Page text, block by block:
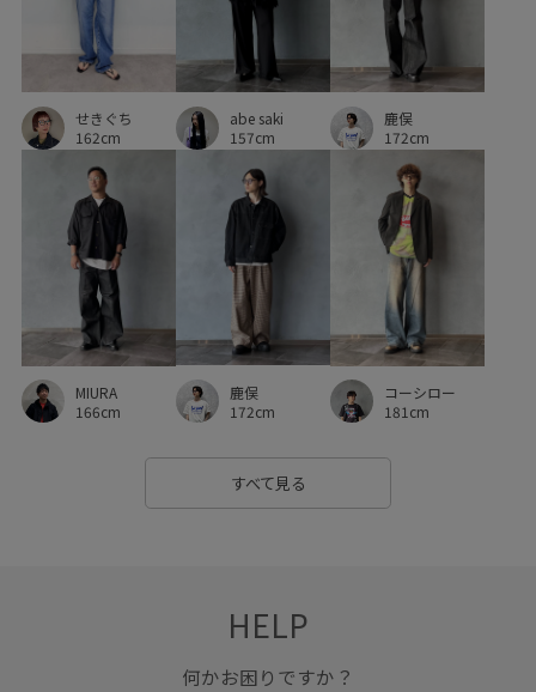
せきぐち
162cm
abe saki
157cm
鹿俣
172cm
MIURA
166cm
鹿俣
172cm
コーシロー
181cm
すべて見る
HELP
何かお困りですか？